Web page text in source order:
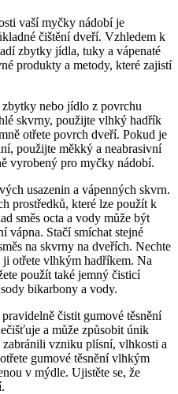
vaší myčky nádobí je
čištění dveří. Vzhledem k
zbytky jídla, tuky a vápenaté
produkty a metody, které zajistí
zbytky nebo jídlo z povrchu
skvrny, použijte vlhký hadřík
otřete povrch dveří. Pokud je
použijte měkký a neabrasivní
vyrobený pro myčky nádobí.
usazenin a vápenných skvrn.
prostředků, které lze použít k
směs octa a vody může být
vápna. Stačí smíchat stejné
na skvrny na dveřích. Nechte
otřete vlhkým hadříkem. Na
použít také jemný čisticí
bikarbony a vody.
čistit gumové těsnění
a může způsobit únik
vzniku plísní, vlhkosti a
gumové těsnění vlhkým
v mýdle. Ujistěte se, že